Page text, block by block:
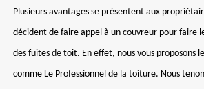
Plusieurs avantages se présentent aux
décident de faire appel à un couvreur pour faire
des fuites de toit. En effet, nous vous proposons
comme Le Professionnel de la toiture. Nous